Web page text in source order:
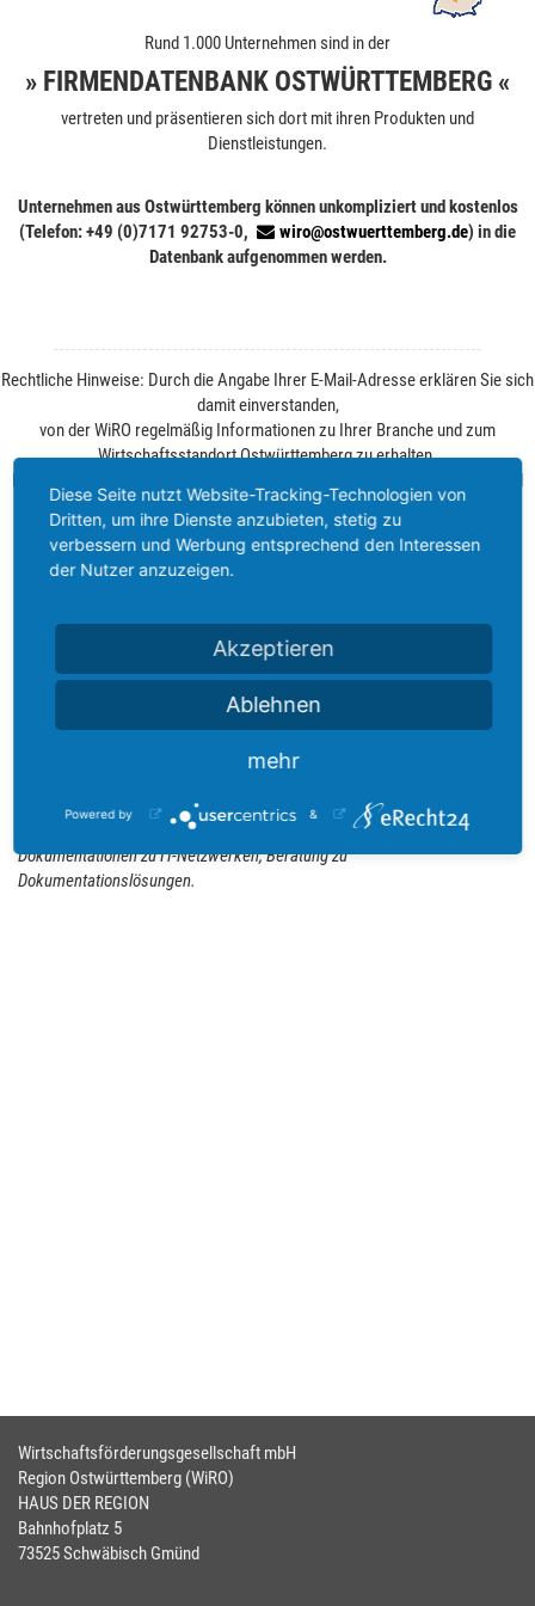
Rund 1.000 Unternehmen sind in der
» FIRMENDATENBANK OSTWÜRTTEMBERG «
vertreten und präsentieren sich dort mit ihren Produkten und
Dienstleistungen.
Unternehmen aus Ostwürttemberg können unkompliziert und kostenlos
(Telefon: +49 (0)7171 92753-0,
wiro@ostwuerttemberg.de) in die
Datenbank aufgenommen werden.
Rechtliche Hinweise: Durch die Angabe Ihrer E-Mail-Adresse erklären Sie sich
damit einverstanden,
von der WiRO regelmäßig Informationen zu Ihrer Branche und zum
Wirtschaftsstandort Ostwürttemberg zu erhalten.
Ihre Einwilligung können Sie jederzeit ohne Angabe von Gründen per E-Mail
widerrufen. Weitere Informationen finden Sie unterDatenschutz
Hohenstadter Str. 11
www.roewaplan.com
Planung und Beratung von Daten- und Kommunikationsnetzen;
Unternehmensberatung zum IT-Netzbetrieb; Schulungen und
Dokumentationen zu IT-Netzwerken; Beratung zu
Dokumentationslösungen.
Wirtschaftsförderungsgesellschaft mbH
Region Ostwürttemberg (WiRO)
HAUS DER REGION
Bahnhofplatz 5
73525 Schwäbisch Gmünd
Diese Seite nutzt Website-Tracking-Technologien von
Dritten, um ihre Dienste anzubieten, stetig zu
verbessern und Werbung entsprechend den Interessen
der Nutzer anzuzeigen.
Akzeptieren
Ablehnen
mehr
Powered by &